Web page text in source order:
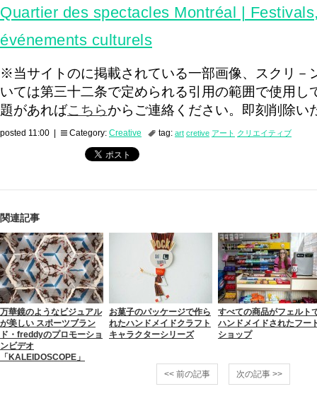
Quartier des spectacles Montréal |
événements culturels
※当サイトのに掲載されている一部画像、スクリ－
いては第三十二条で定められる引用の範囲で使用し
題があればこちらからご連絡ください。即刻削除い
posted 11:00 | Category: Creative tag: art cretive アート クリエイティブ
関連記事
万華鏡のようなビジュアル
が美しい スポーツブラン
ド・freddyのプロモーショ
ンビデオ
「KALEIDOSCOPE」
お菓子のパッケージで作ら
れたハンドメイドクラフト
キャラクターシリーズ
すべての商品がフェルト
ハンドメイドされたフー
ショップ
<< 前の記事 次の記事 >>